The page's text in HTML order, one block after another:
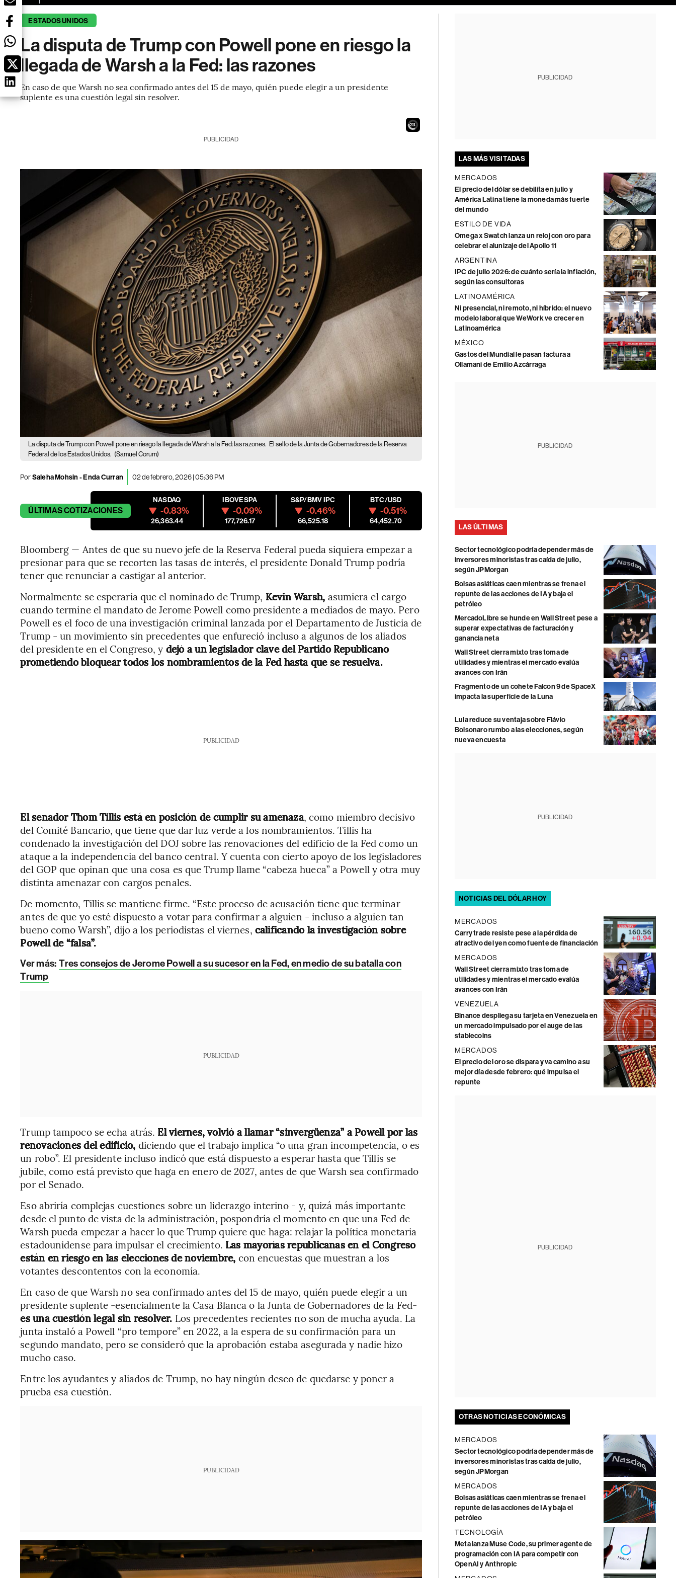
ESTADOS UNIDOS
La disputa de Trump con Powell pone en riesgo la
llegada de Warsh a la Fed: las razones
En caso de que Warsh no sea confirmado antes del 15 de mayo, quién puede elegir a un presidente
suplente es una cuestión legal sin resolver.
21
PUBLICIDAD
La disputa de Trump con Powell pone en riesgo la llegada de Warsh a la Fed: las razones. El sello de la Junta de Gobernadores de la Reserva
Federal de los Estados Unidos. (Samuel Corum)
PorSaleha Mohsin - Enda Curran 02 de febrero, 2026 | 05:36 PM
ÚLTIMASCOTIZACIONES
NASDAQ
-0.83%
26,363.44
IBOVESPA
-0.09%
177,726.17
S&P/BMV IPC
-0.46%
66,525.18
BTC/USD
-0.51%
64,452.70
Bloomberg — Antes de que su nuevo jefe de la Reserva Federal pueda siquiera empezar a
presionar para que se recorten las tasas de interés, el presidente Donald Trump podría
tener que renunciar a castigar al anterior.
Normalmente se esperaría que el nominado de Trump, Kevin Warsh, asumiera el cargo
cuando termine el mandato de Jerome Powell como presidente a mediados de mayo. Pero
Powell es el foco de una investigación criminal lanzada por el Departamento de Justicia de
Trump - un movimiento sin precedentes que enfureció incluso a algunos de los aliados
del presidente en el Congreso, y dejó a un legislador clave del Partido Republicano
prometiendo bloquear todos los nombramientos de la Fed hasta que se resuelva.
PUBLICIDAD
El senador Thom Tillis está en posición de cumplir su amenaza, como miembro decisivo
del Comité Bancario, que tiene que dar luz verde a los nombramientos. Tillis ha
condenado la investigación del DOJ sobre las renovaciones del edificio de la Fed como un
ataque a la independencia del banco central. Y cuenta con cierto apoyo de los legisladores
del GOP que opinan que una cosa es que Trump llame “cabeza hueca” a Powell y otra muy
distinta amenazar con cargos penales.
De momento, Tillis se mantiene firme. “Este proceso de acusación tiene que terminar
antes de que yo esté dispuesto a votar para confirmar a alguien - incluso a alguien tan
bueno como Warsh”, dijo a los periodistas el viernes, calificando la investigación sobre
Powell de “falsa”.
Ver más: Tres consejos de Jerome Powell a su sucesor en la Fed, en medio de su batalla con
Trump
PUBLICIDAD
Trump tampoco se echa atrás. El viernes, volvió a llamar “sinvergüenza” a Powell por las
renovaciones del edificio, diciendo que el trabajo implica “o una gran incompetencia, o es
un robo”. El presidente incluso indicó que está dispuesto a esperar hasta que Tillis se
jubile, como está previsto que haga en enero de 2027, antes de que Warsh sea confirmado
por el Senado.
Eso abriría complejas cuestiones sobre un liderazgo interino - y, quizá más importante
desde el punto de vista de la administración, pospondría el momento en que una Fed de
Warsh pueda empezar a hacer lo que Trump quiere que haga: relajar la política monetaria
estadounidense para impulsar el crecimiento. Las mayorías republicanas en el Congreso
están en riesgo en las elecciones de noviembre, con encuestas que muestran a los
votantes descontentos con la economía.
En caso de que Warsh no sea confirmado antes del 15 de mayo, quién puede elegir a un
presidente suplente -esencialmente la Casa Blanca o la Junta de Gobernadores de la Fed-
es una cuestión legal sin resolver. Los precedentes recientes no son de mucha ayuda. La
junta instaló a Powell “pro tempore” en 2022, a la espera de su confirmación para un
segundo mandato, pero se consideró que la aprobación estaba asegurada y nadie hizo
mucho caso.
Entre los ayudantes y aliados de Trump, no hay ningún deseo de quedarse y poner a
prueba esa cuestión.
PUBLICIDAD
PUBLICIDAD
LAS MÁS VISITADAS
MERCADOS
El precio del dólar se debilita en julio y
América Latina tiene la moneda más fuerte
del mundo
ESTILO DE VIDA
Omega x Swatch lanza un reloj con oro para
celebrar el alunizaje del Apollo 11
ARGENTINA
IPC de julio 2026: de cuánto sería la inflación,
según las consultoras
LATINOAMÉRICA
Ni presencial, ni remoto, ni híbrido: el nuevo
modelo laboral que WeWork ve crecer en
Latinoamérica
MÉXICO
Gastos del Mundial le pasan factura a
Ollamani de Emilio Azcárraga
PUBLICIDAD
LAS ÚLTIMAS
Sector tecnológico podría depender más de
inversores minoristas tras caída de julio,
según JPMorgan
Bolsas asiáticas caen mientras se frena el
repunte de las acciones de IA y baja el
petróleo
MercadoLibre se hunde en Wall Street pese a
superar expectativas de facturación y
ganancia neta
Wall Street cierra mixto tras toma de
utilidades y mientras el mercado evalúa
avances con Irán
Fragmento de un cohete Falcon 9 de SpaceX
impacta la superficie de la Luna
Lula reduce su ventaja sobre Flávio
Bolsonaro rumbo a las elecciones, según
nueva encuesta
PUBLICIDAD
NOTICIAS DEL DÓLAR HOY
MERCADOS
Carry trade resiste pese a la pérdida de
atractivo del yen como fuente de financiación
MERCADOS
Wall Street cierra mixto tras toma de
utilidades y mientras el mercado evalúa
avances con Irán
VENEZUELA
Binance despliega su tarjeta en Venezuela en
un mercado impulsado por el auge de las
stablecoins
MERCADOS
El precio del oro se dispara y va camino a su
mejor día desde febrero: qué impulsa el
repunte
PUBLICIDAD
OTRAS NOTICIAS ECONÓMICAS
MERCADOS
Sector tecnológico podría depender más de
inversores minoristas tras caída de julio,
según JPMorgan
MERCADOS
Bolsas asiáticas caen mientras se frena el
repunte de las acciones de IA y baja el
petróleo
TECNOLOGÍA
Meta lanza Muse Code, su primer agente de
programación con IA para competir con
OpenAI y Anthropic